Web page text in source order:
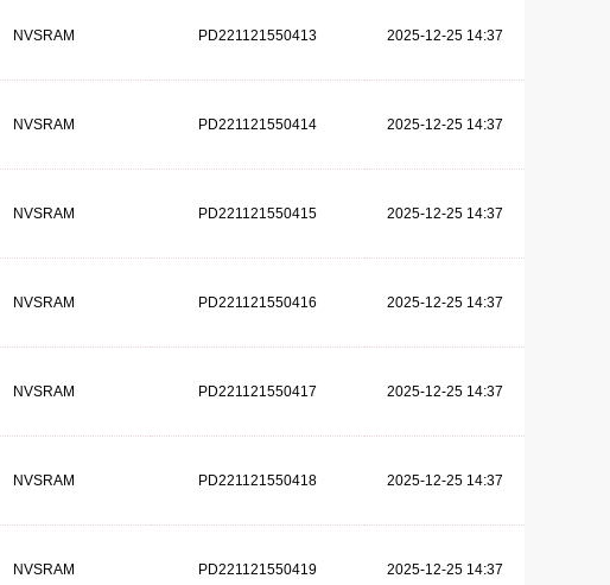
NVSRAM PD221121550413 2025-12-25 14:37
NVSRAM PD221121550414 2025-12-25 14:37
NVSRAM PD221121550415 2025-12-25 14:37
NVSRAM PD221121550416 2025-12-25 14:37
NVSRAM PD221121550417 2025-12-25 14:37
NVSRAM PD221121550418 2025-12-25 14:37
NVSRAM PD221121550419 2025-12-25 14:37